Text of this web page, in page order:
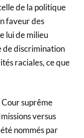
de la politique
faveur des
lui de milieu
de discrimination
raciales, ce que
suprême
versus
nommés par